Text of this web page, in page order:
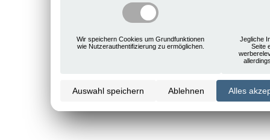
Wir speichern Cookies um Grundfunktionen
wie Nutzerauthentifizierung zu ermöglichen.
Jegliche
Seite
Auswahl speichern Ablehnen Alles